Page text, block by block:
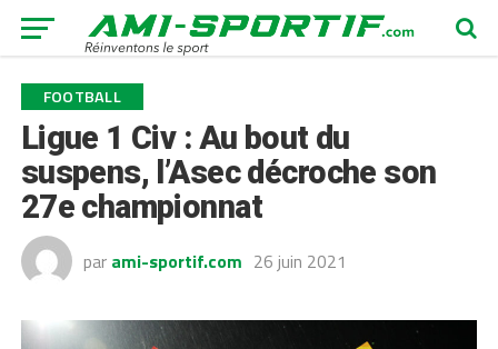
FOOTBALL
Ligue 1 Civ : Au bout du
suspens, l’Asec décroche son
27e championnat
par ami-sportif.com 26 juin 2021